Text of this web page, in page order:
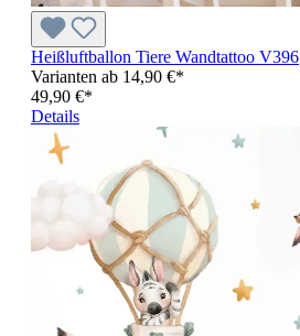
Heißluftballon Tiere Wandtattoo V396
Varianten ab 14,90 €*
49,90 €*
Details